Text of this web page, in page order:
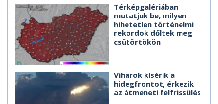
Térképgalériában
mutatjuk be, milyen
hihetetlen történelmi
rekordok dőltek meg
csütörtökön
Viharok kísérik a
hidegfrontot, érkezik
az átmeneti felfrissülés